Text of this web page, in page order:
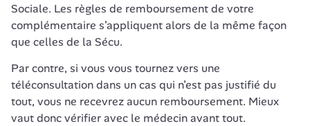
Sociale. Les règles de remboursement de votre
complémentaire s’appliquent alors de la même façon
que celles de la Sécu.
Par contre, si vous vous tournez vers une
téléconsultation dans un cas qui n’est pas justifié du
tout, vous ne recevrez aucun remboursement. Mieux
vaut donc vérifier avec le médecin avant tout.